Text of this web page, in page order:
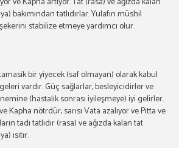
bakımından tatlıdırlar. Yulafın müshil
stabilize etmeye yardımcı olur.
bir yiyecek (saf olmayan) olarak kabul
vardır. Güç sağlarlar, besleyicidirler ve
(hastalık sonrası iyileşmeye) iyi gelirler.
Kapha nötrdür; sarısı Vata azalıyor ve Pitta ve
tadı tatlıdır (rasa) ve ağızda kalan tat
ısıtır.